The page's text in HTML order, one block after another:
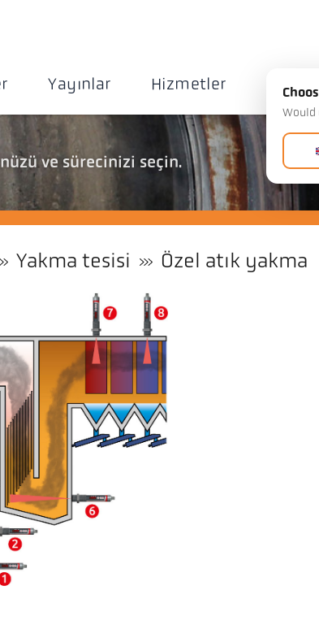
Yayınlar Hizmetler Şirket
ve sürecinizi seçin.
Yakma tesisi Özel atık yakma
Would